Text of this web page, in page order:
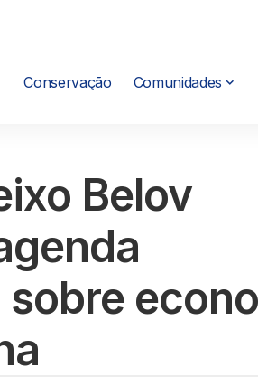
Conservação Comunidades
Belov